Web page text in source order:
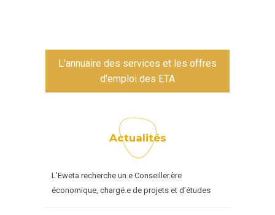
L'annuaire des services et les offres
d'emploi des ETA
Actualités
L’Eweta recherche un.e Conseiller.ère
économique, chargé.e de projets et d’études